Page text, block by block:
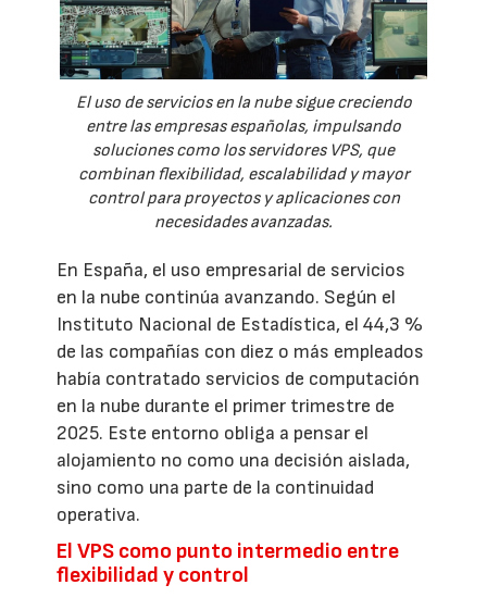
El uso de servicios en la nube sigue creciendo
entre las empresas españolas, impulsando
soluciones como los servidores VPS, que
combinan flexibilidad, escalabilidad y mayor
control para proyectos y aplicaciones con
necesidades avanzadas.
En España, el uso empresarial de servicios
en la nube continúa avanzando. Según el
Instituto Nacional de Estadística, el 44,3 %
de las compañías con diez o más empleados
había contratado servicios de computación
en la nube durante el primer trimestre de
2025. Este entorno obliga a pensar el
alojamiento no como una decisión aislada,
sino como una parte de la continuidad
operativa.
El VPS como punto intermedio entre
flexibilidad y control